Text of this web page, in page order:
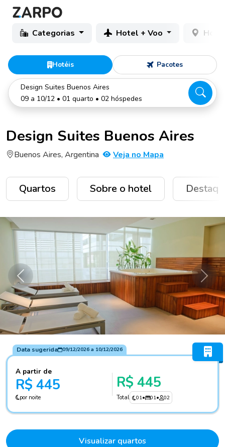
Categorias Hotel + Voo
Hotéis Pacotes
Design Suites Buenos Aires
09 a 10/12 • 01 quarto • 02 hóspedes
Design Suites Buenos Aires
Buenos Aires, Argentina Veja no Mapa
Quartos Sobre o hotel
Anterior
Data sugerida 09/12/2026a 10/12/2026
A partir de
R$ 445
por noite
R$ 445
Total 01• 01• 02
Visualizar quartos